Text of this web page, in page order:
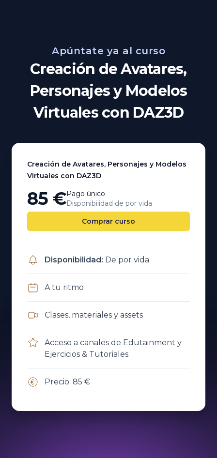
Apúntate ya al curso
Creación de Avatares,
Personajes y Modelos
Virtuales con DAZ3D
Creación de Avatares, Personajes y Modelos
Virtuales con DAZ3D
85 €Pago único
Disponibilidad de por vida
Comprar curso
Disponibilidad: De por vida
A tu ritmo
Clases, materiales y assets
Acceso a canales de Edutainment y
Ejercicios & Tutoriales
Precio: 85 €